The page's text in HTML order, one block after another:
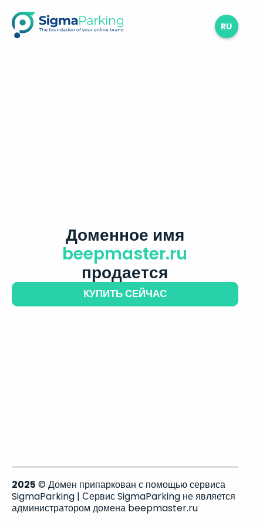
RU
Доменное имя
beepmaster.ru
продается
КУПИТЬ СЕЙЧАС
2025 © Домен припаркован с помощью сервиса
SigmaParking | Сервис SigmaParking не является
администратором домена beepmaster.ru